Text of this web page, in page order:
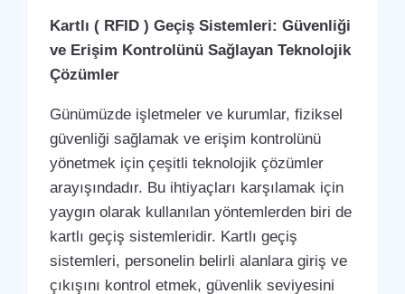
Kartlı ( RFID ) Geçiş Sistemleri: Güvenliği
ve Erişim Kontrolünü Sağlayan Teknolojik
Çözümler
Günümüzde işletmeler ve kurumlar, fiziksel
güvenliği sağlamak ve erişim kontrolünü
yönetmek için çeşitli teknolojik çözümler
arayışındadır. Bu ihtiyaçları karşılamak için
yaygın olarak kullanılan yöntemlerden biri de
kartlı geçiş sistemleridir. Kartlı geçiş
sistemleri, personelin belirli alanlara giriş ve
çıkışını kontrol etmek, güvenlik seviyesini